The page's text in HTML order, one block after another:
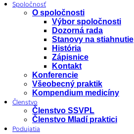
Spoločnosť
O spoločnosti
Výbor spoločnosti
Dozorná rada
Stanovy na stiahnutie
História
Zápisnice
Kontakt
Konferencie
Všeobecný praktik
Kompendium medicíny
Členstvo
Členstvo SSVPL
Členstvo Mladí praktici
Podujatia